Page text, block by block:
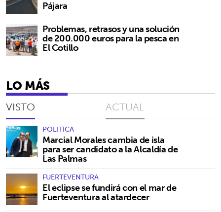
Pájara
Problemas, retrasos y una solución
de 200.000 euros para la pesca en
El Cotillo
LO MÁS
VISTO ACTUAL
POLÍTICA
Marcial Morales cambia de isla
para ser candidato a la Alcaldía de
Las Palmas
FUERTEVENTURA
El eclipse se fundirá con el mar de
Fuerteventura al atardecer